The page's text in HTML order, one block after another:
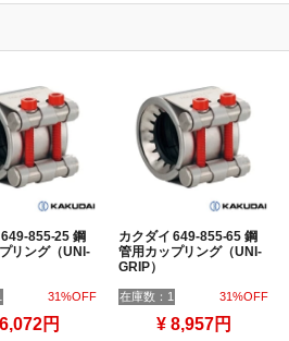
855-25 鋼
リング（UNI-
31%OFF
円
カクダイ 649-855-65 鋼
管用カップリング（UNI-
GRIP）
在庫数：1 31%OFF
¥ 8,957円